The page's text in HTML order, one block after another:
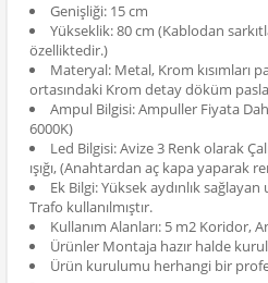
Genişliği: 15 cm
Yükseklik: 80 cm (Kablodan
özelliktedir.)
Materyal: Metal, Krom kısımları
ortasındaki Krom detay döküm
Ampul Bilgisi: Ampuller Fiyata
6000K)
Led Bilgisi: Avize 3 Renk olarak
ışığı, (Anahtardan aç kapa yaparak
Ek Bilgi: Yüksek aydınlık
Trafo kullanılmıştır.
Kullanım Alanları: 5 m2 Koridor,
Ürünler Montaja hazır halde
Ürün kurulumu herhangi bir